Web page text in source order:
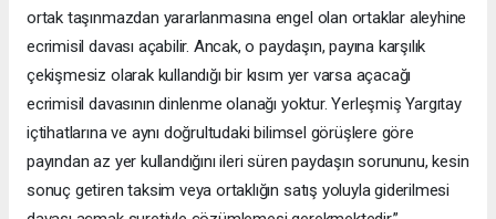
ortak taşınmazdan yararlanmasına engel olan ortaklar aleyhine
ecrimisil davası açabilir. Ancak, o paydaşın, payına karşılık
çekişmesiz olarak kullandığı bir kısım yer varsa açacağı
ecrimisil davasının dinlenme olanağı yoktur. Yerleşmiş Yargıtay
içtihatlarına ve aynı doğrultudaki bilimsel görüşlere göre
payından az yer kullandığını ileri süren paydaşın sorununu, kesin
sonuç getiren taksim veya ortaklığın satış yoluyla giderilmesi